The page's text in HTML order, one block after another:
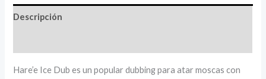
Descripción
Hare’e Ice Dub es un popular dubbing para atar moscas con